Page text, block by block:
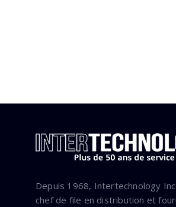
Depuis 1968, Intertechnology
chef de file en distribution et